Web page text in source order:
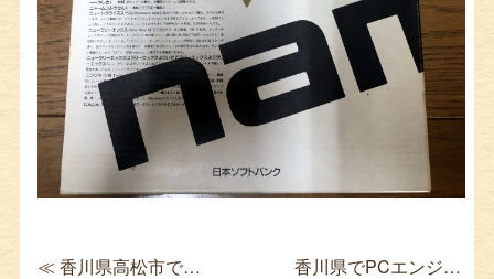
≪ 香川県高松市でMSX コントローラを買取 HiTBiT用ジョイターボ JSS-11 香川県でPCエンジン本体を買取 スーパーグラフィックス SUPER GRAFX ≫